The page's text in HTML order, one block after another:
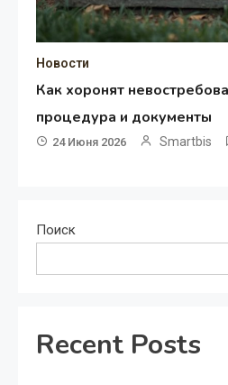
Новости
Как хоронят
процедура и документы
24 Июня 2026 Smartbis
Поиск
Recent Posts